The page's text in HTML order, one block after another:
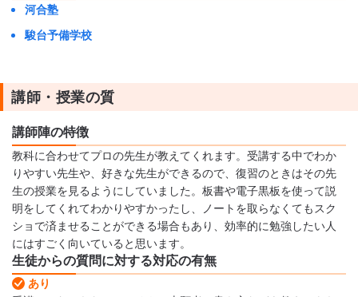
河合塾
駿台予備学校
講師・授業の質
講師陣の特徴
教科に合わせてプロの先生が教えてくれます。受講する中でわか
りやすい先生や、好きな先生ができるので、復習のときはその先
生の授業を見るようにしていました。板書や電子黒板を使って説
明をしてくれてわかりやすかったし、ノートを取らなくてもスク
ショで済ませることができる場合もあり、効率的に勉強したい人
にはすごく向いていると思います。
生徒からの質問に対する対応の有無
あり